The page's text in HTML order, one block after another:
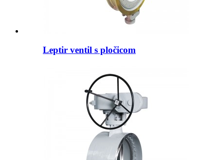
Leptir ventil s pločicom